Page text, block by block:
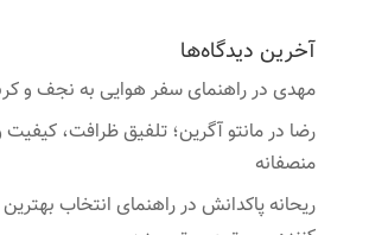
آخرین دیدگاه‌ها
مهدیدرراهنمای سفر هوایی به نجف و
رضا درمانتو آگرین؛ تلفیق ظرافت،
منصفانه
ریحانه پاکدانشدرراهنمای انتخاب